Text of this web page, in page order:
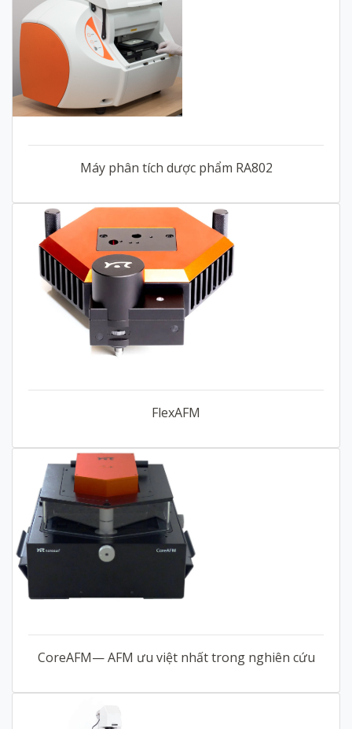
Máy phân tích dược phẩm RA802
FlexAFM
CoreAFM— AFM ưu việt nhất trong nghiên cứu